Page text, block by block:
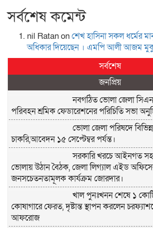
সর্বশেষ কমেন্ট
nil Ratanonশেখ হা‌সিনা সকল ধ‌র্মের
অ‌ধিকার দি‌য়ে‌ছেন । এম‌পি আলী আজম
সর্বশেষ
জনপ্রিয়
নবগঠিত ভোলা জেলা
পরিবহন শ্রমিক ফেডারেশনের পরিচিতি সভা
ভোলা জেলা পরিষদে
চাকরি,আবেদন ১৫ সেপ্টেম্বর পর্যন্ত।
সরকারি খরচে আইনগত
ভোলায় উঠান বৈঠক, জেলা লিগ্যাল এইড
জনসচেতনতামূলক কার্যক্রম জোরদার।
খাল পুনঃখনন শেষে ১ কোটি
কোষাগারে ফেরত, দৃষ্টান্ত স্থাপন করলেন
আফরোজ